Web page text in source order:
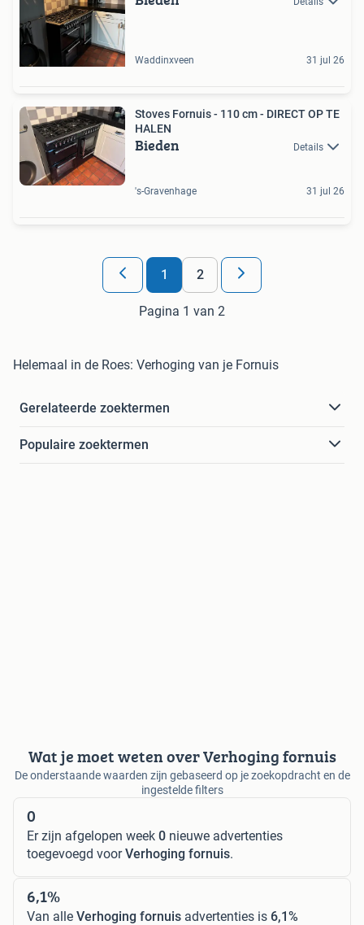
Waddinxveen 31 jul 26
Stoves Fornuis - 110 cm - DIRECT OP TE
HALEN
Bieden Details
's-Gravenhage 31 jul 26
1 2
Pagina 1 van 2
Helemaal in de Roes: Verhoging van je Fornuis
Gerelateerde zoektermen
Populaire zoektermen
Wat je moet weten over Verhoging fornuis
De onderstaande waarden zijn gebaseerd op je zoekopdracht en de
ingestelde filters
0
Er zijn afgelopen week 0 nieuwe advertenties
toegevoegd voorVerhoging fornuis.
6,1%
Van alle Verhoging fornuis advertenties is 6,1%